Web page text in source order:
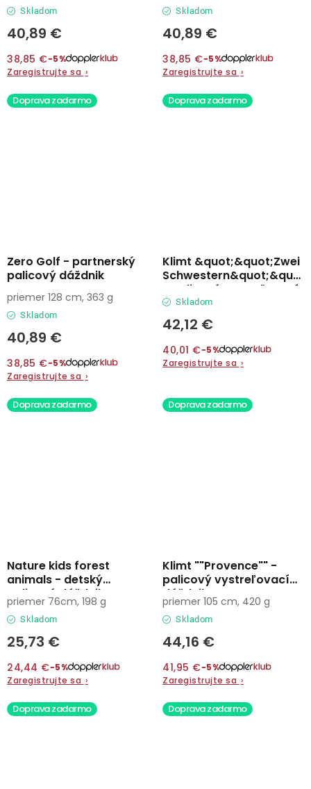
Skladom
40,89 €
38,85 €−5%
Zaregistrujte sa ›
Skladom
40,89 €
38,85 €−5%
Zaregistrujte sa ›
Doprava zadarmo
Zero Golf - partnerský
palicový dáždnik
Skladom
40,89 €
38,85 €−5%
Zaregistrujte sa ›
priemer 128 cm, 363 g
Doprava zadarmo
Klimt &quot;&quot;Zwei
Schwestern&quot;&quot;
- palicový vystreľovací
dáždnik
Skladom
42,12 €
40,01 €−5%
Zaregistrujte sa ›
Doprava zadarmo
Nature kids forest
animals - detský
palicový dáždnik
Skladom
25,73 €
24,44 €−5%
Zaregistrujte sa ›
priemer 76cm, 198 g
Doprava zadarmo
Klimt ""Provence"" -
palicový vystreľovací
dáždnik
Skladom
44,16 €
41,95 €−5%
Zaregistrujte sa ›
priemer 105 cm, 420 g
Doprava zadarmo Doprava zadarmo